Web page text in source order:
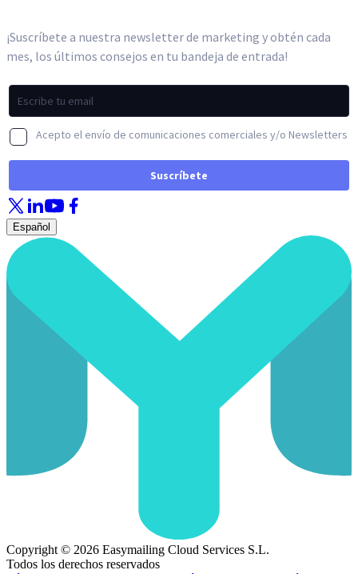
Español
Copyright © 2026 Easymailing Cloud Services S.L.
Todos los derechos reservados